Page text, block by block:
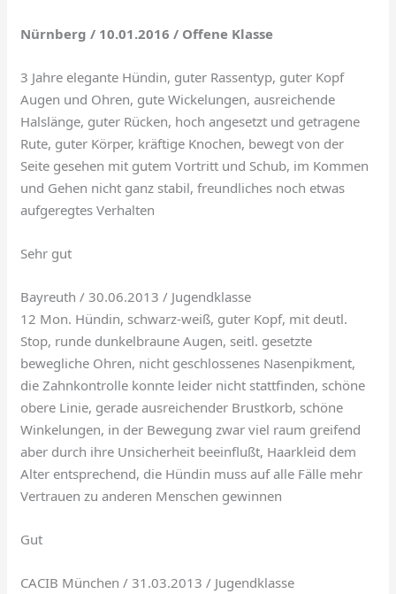
Nürnberg / 10.01.2016 / Offene Klasse
3 Jahre elegante Hündin, guter Rassentyp, guter Kopf
Augen und Ohren, gute Wickelungen, ausreichende
Halslänge, guter Rücken, hoch angesetzt und getragene
Rute, guter Körper, kräftige Knochen, bewegt von der
Seite gesehen mit gutem Vortritt und Schub, im Kommen
und Gehen nicht ganz stabil, freundliches noch etwas
aufgeregtes Verhalten
Sehr gut
Bayreuth / 30.06.2013 / Jugendklasse
12 Mon. Hündin, schwarz-weiß, guter Kopf, mit deutl.
Stop, runde dunkelbraune Augen, seitl. gesetzte
bewegliche Ohren, nicht geschlossenes Nasenpikment,
die Zahnkontrolle konnte leider nicht stattfinden, schöne
obere Linie, gerade ausreichender Brustkorb, schöne
Winkelungen, in der Bewegung zwar viel raum greifend
aber durch ihre Unsicherheit beeinflußt, Haarkleid dem
Alter entsprechend, die Hündin muss auf alle Fälle mehr
Vertrauen zu anderen Menschen gewinnen
Gut
CACIB München / 31.03.2013 / Jugendklasse